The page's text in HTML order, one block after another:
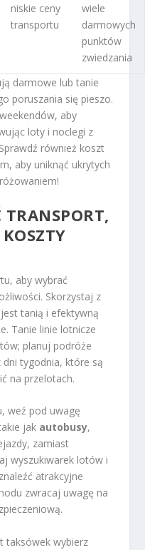
niskie ceny
transportu
wiele
darmowych
punktów
zwiedzania
darmowe lub tanie
poruszania się pieszo.
aby
loty i noclegi z
również koszt
aby uniknąć ukrytych
TRANSPORT,
aby wybrać
Skorzystaj z
tanią i efektywną
Tanie linie lotnicze
planuj podróże
tygodnia, które są
na przelotach.
weź pod uwagę
jak autobusy,
zamiast
wyszukiwarek lotów i
atrakcyjne
zwracaj uwagę na
taksówek wybierz